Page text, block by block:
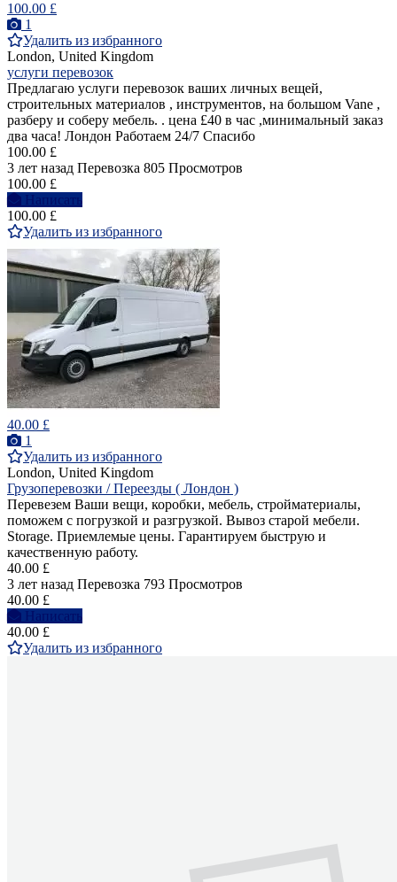
100.00 £
1
Удалить из избранного
London, United Kingdom
услуги перевозок
Предлагаю услуги перевозок ваших личных вещей,
строительных материалов , инструментов, на большом Vane ,
разберу и соберу мебель. . цена £40 в час ,минимальный заказ
два часа! Лондон Работаем 24/7 Спасибо
100.00 £
3 лет назад Перевозка 805 Просмотров
100.00 £
Написать
100.00 £
Удалить из избранного
40.00 £
1
Удалить из избранного
London, United Kingdom
Грузоперевозки / Переезды ( Лондон )
Перевезем Ваши вещи, коробки, мебель, стройматериалы,
поможем с погрузкой и разгрузкой. Вывоз старой мебели.
Storage. Приемлемые цены. Гарантируем быструю и
качественную работу.
40.00 £
3 лет назад Перевозка 793 Просмотров
40.00 £
Написать
40.00 £
Удалить из избранного